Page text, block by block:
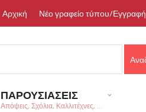
Αρχική Νέο γραφείο τύπου/Εγγραφή
ΠΑΡΟΥΣΙΑΣΕΙΣ
Απόψεις, Σχόλια, Καλλιτέχνες, ...